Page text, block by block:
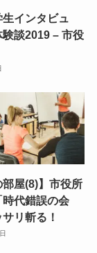
生インタビュ
談2019 – 市役
部屋(8)】市役所
代錯誤の会
リ斬る！